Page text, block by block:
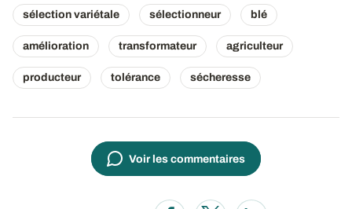
sélection variétale sélectionneur blé
amélioration transformateur agriculteur
producteur tolérance sécheresse
Voir les commentaires